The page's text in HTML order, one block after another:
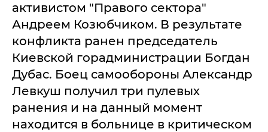
активистом "Правого сектора"
Андреем Козюбчиком. В результате
конфликта ранен председатель
Киевской горадминистрации Богдан
Дубас. Боец самообороны Александр
Левкуш получил три пулевых
ранения и на данный момент
находится в больнице в критическом